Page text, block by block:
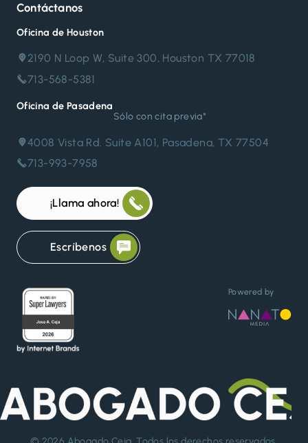
Contáctanos
Oficina de Houston
2190 N Loop W, Suite 300, Houston TX 77018
713-568-5381
Oficina de Pasadena
Sólo con cita previa*
4008 Vista Rd. Suite A101, Pasadena, TX 77504
713-993-7958
¡Llama ahora!
Escríbenos
Powered by